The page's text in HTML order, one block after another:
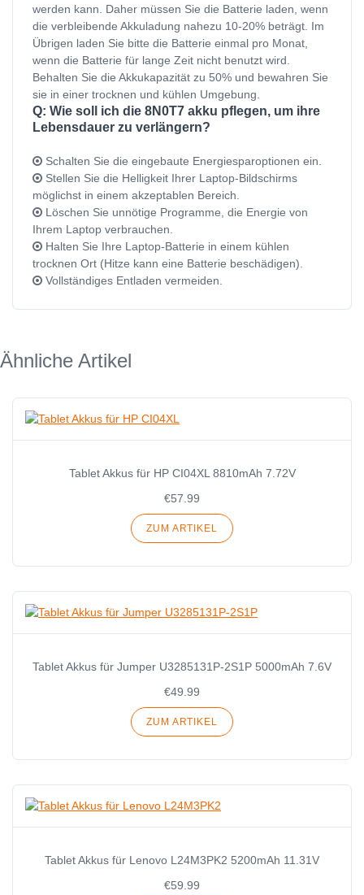
werden kann. Daher müssen Sie die Batterie laden, wenn
die verbleibende Akkuladung nahezu 10-20% beträgt. Im
Übrigen laden Sie bitte die Batterie einmal pro Monat,
wenn die Batterie für lange Zeit nicht benutzt wird.
Behalten Sie die Akkukapazität zu 50% und bewahren Sie
sie in einer trocknen und kühlen Umgebung.
Q: Wie soll ich die 8N0T7 akku pflegen, um ihre
Lebensdauer zu verlängern?
Schalten Sie die eingebaute Energiesparoptionen ein.
Stellen Sie die Helligkeit Ihrer Laptop-Bildschirms
möglichst in einem akzeptablen Bereich.
Löschen Sie unnötige Programme, die Energie von
Ihrem Laptop verbrauchen.
Halten Sie Ihre Laptop-Batterie in einem kühlen
trocknen Ort (Hitze kann eine Batterie beschädigen).
Vollständiges Entladen vermeiden.
Ähnliche Artikel
Tablet Akkus für HP CI04XL 8810mAh 7.72V
€57.99
ZUM ARTIKEL
Tablet Akkus für Jumper U3285131P-2S1P 5000mAh 7.6V
€49.99
ZUM ARTIKEL
Tablet Akkus für Lenovo L24M3PK2 5200mAh 11.31V
€59.99